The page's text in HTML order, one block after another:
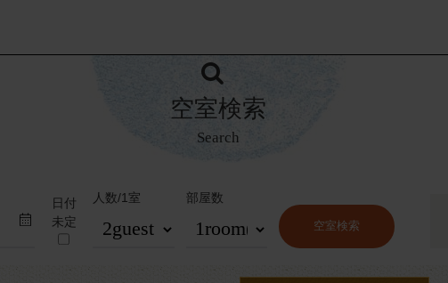
空室検索
Search
日付
未定
人数/1室 部屋数